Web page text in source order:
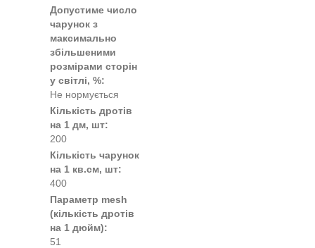
Допустиме число
чарунок з
максимально
збільшеними
розмірами сторін
у світлі, %:
Не нормується
Кількість дротів
на 1 дм, шт:
200
Кількість чарунок
на 1 кв.см, шт:
400
Параметр mesh
(кількість дротів
на 1 дюйм):
51